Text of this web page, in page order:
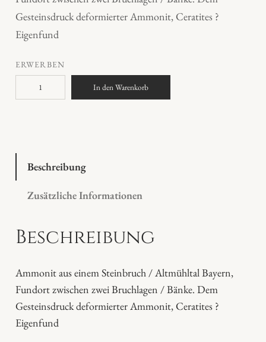
Gesteinsdruck deformierter Ammonit, Ceratites ?
Eigenfund
ERWERBEN
u
m
i
M
e
n
g
In den Warenkorb
Beschreibung
Zusätzliche Informationen
Beschreibung
Ammonit aus einem Steinbruch / Altmühltal Bayern,
Fundort zwischen zwei Bruchlagen / Bänke. Dem
Gesteinsdruck deformierter Ammonit, Ceratites ?
Eigenfund